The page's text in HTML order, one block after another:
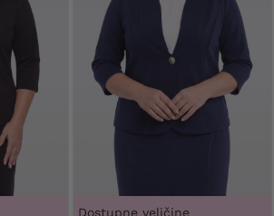
Dostupne veličine